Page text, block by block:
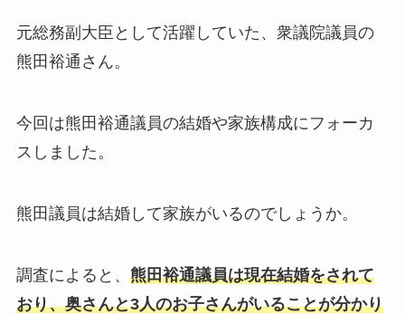
元総務副大臣として活躍していた、衆議院議員の
熊田裕通さん。
今回は熊田裕通議員の結婚や家族構成にフォーカ
スしました。
熊田議員は結婚して家族がいるのでしょうか。
調査によると、 熊田裕通議員は現在結婚をされて
おり、奥さんと3人のお子さんがいることが分かり